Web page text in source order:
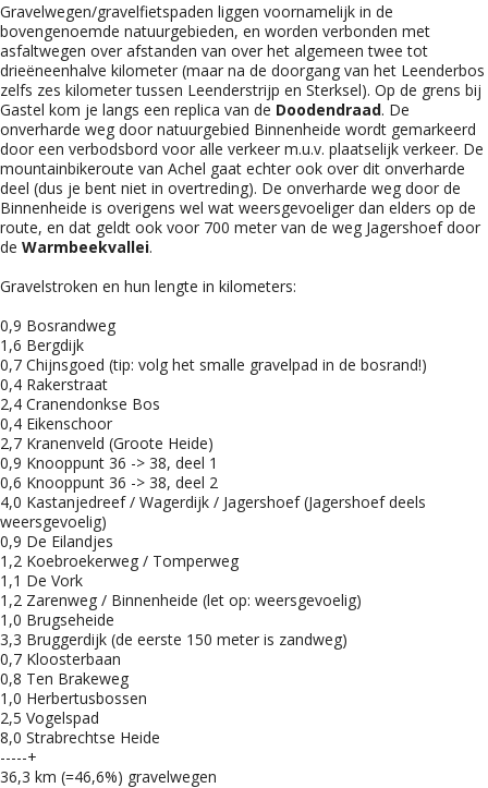
Gravelwegen/gravelfietspaden liggen voornamelijk in de
bovengenoemde natuurgebieden, en worden verbonden met
asfaltwegen over afstanden van over het algemeen twee tot
drieëneenhalve kilometer (maar na de doorgang van het Leenderbos
zelfs zes kilometer tussen Leenderstrijp en Sterksel). Op de grens bij
Gastel kom je langs een replica van de Doodendraad. De
onverharde weg door natuurgebied Binnenheide wordt gemarkeerd
door een verbodsbord voor alle verkeer m.u.v. plaatselijk verkeer. De
mountainbikeroute van Achel gaat echter ook over dit onverharde
deel (dus je bent niet in overtreding). De onverharde weg door de
Binnenheide is overigens wel wat weersgevoeliger dan elders op de
route, en dat geldt ook voor 700 meter van de weg Jagershoef door
de Warmbeekvallei.
Gravelstroken en hun lengte in kilometers:
0,9 Bosrandweg
1,6 Bergdijk
0,7 Chijnsgoed (tip: volg het smalle gravelpad in de bosrand!)
0,4 Rakerstraat
2,4 Cranendonkse Bos
0,4 Eikenschoor
2,7 Kranenveld (Groote Heide)
0,9 Knooppunt 36 -> 38, deel 1
0,6 Knooppunt 36 -> 38, deel 2
4,0 Kastanjedreef / Wagerdijk / Jagershoef (Jagershoef deels
weersgevoelig)
0,9 De Eilandjes
1,2 Koebroekerweg / Tomperweg
1,1 De Vork
1,2 Zarenweg / Binnenheide (let op: weersgevoelig)
1,0 Brugseheide
3,3 Bruggerdijk (de eerste 150 meter is zandweg)
0,7 Kloosterbaan
0,8 Ten Brakeweg
1,0 Herbertusbossen
2,5 Vogelspad
8,0 Strabrechtse Heide
-----+
36,3 km (=46,6%) gravelwegen